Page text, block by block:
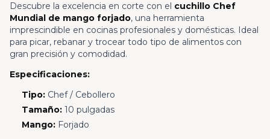
Descubre la excelencia en corte con el cuchillo Chef
Mundial de mango forjado, una herramienta
imprescindible en cocinas profesionales y domésticas. Ideal
para picar, rebanar y trocear todo tipo de alimentos con
gran precisión y comodidad.
Especificaciones:
Tipo:Chef / Cebollero
Tamaño:10 pulgadas
Mango:Forjado